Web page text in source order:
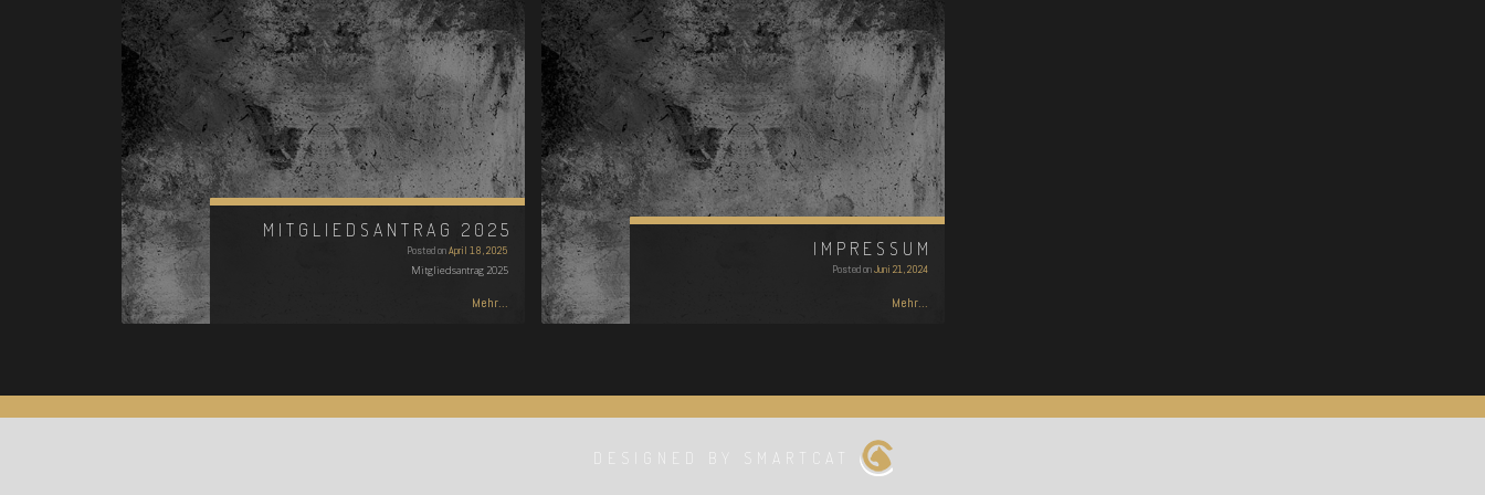
MITGLIEDSANTRAG 2025
Posted onApril 18, 2025
Mitgliedsantrag 2025
Mehr...
IMPRESSUM
Posted onJuni 21, 2024
Mehr...
DESIGNED BY SMARTCAT